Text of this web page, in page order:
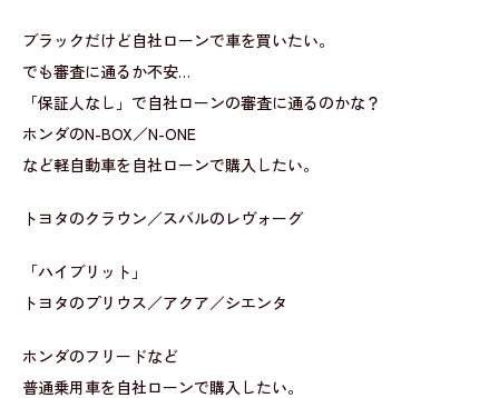
ブラックだけど自社ローンで車を買いたい。
でも審査に通るか不安…
「保証人なし」で自社ローンの審査に通るのかな？
ホンダのN-BOX／N-ONE
など軽自動車を自社ローンで購入したい。
トヨタのクラウン／スバルのレヴォーグ
「ハイブリット」
トヨタのプリウス／アクア／シエンタ
ホンダのフリードなど
普通乗用車を自社ローンで購入したい。